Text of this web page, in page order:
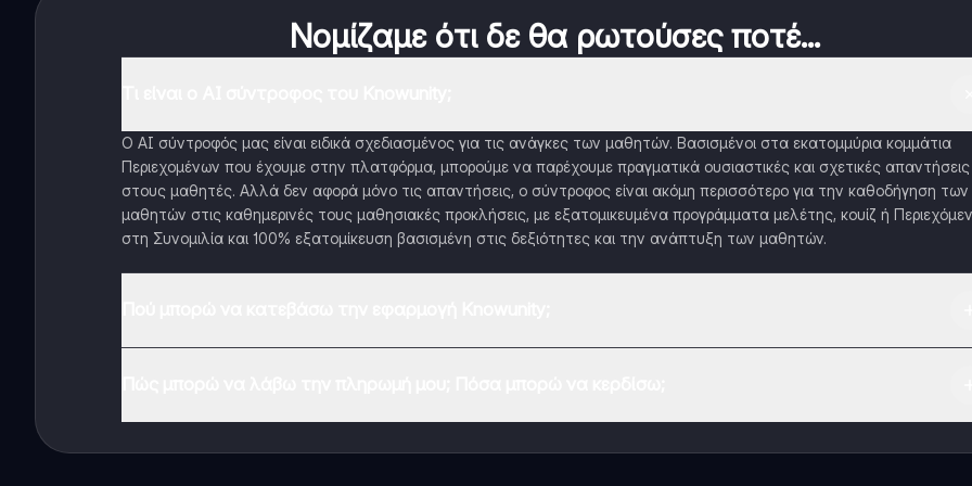
Νομίζαμε ότι δε θα ρωτούσες ποτέ...
Ο AI σύντροφός μας είναι ειδικά σχεδιασμένος για τις ανάγκες των μαθητών. Βασισμένοι στα εκατομμύρια κομμάτια
Περιεχομένων που έχουμε στην πλατφόρμα, μπορούμε να παρέχουμε πραγματικά ουσιαστικές και σχετικές απαντήσεις
στους μαθητές. Αλλά δεν αφορά μόνο τις απαντήσεις, ο σύντροφος είναι ακόμη περισσότερο για την καθοδήγηση των
μαθητών στις καθημερινές τους μαθησιακές προκλήσεις, με εξατομικευμένα προγράμματα μελέτης, κουίζ ή
στη Συνομιλία και 100% εξατομίκευση βασισμένη στις δεξιότητες και την ανάπτυξη των μαθητών.
λειτουργίες της εφαρμογής, μπορείτε να αγοράσετε το Knowunity Pro.